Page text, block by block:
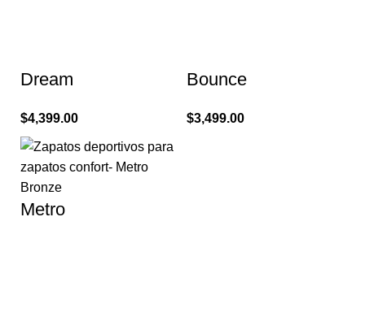
Dream
$4,399.00
Bounce
$3,499.00
Metro